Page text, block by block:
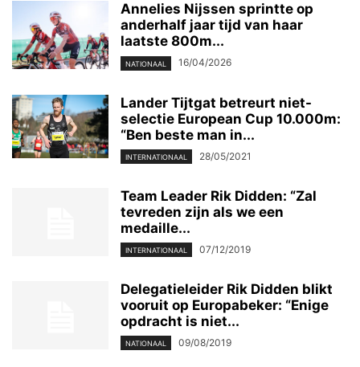
Annelies Nijssen sprintte op
anderhalf jaar tijd van haar
laatste 800m...
NATIONAAL 16/04/2026
Lander Tijtgat betreurt niet-
selectie European Cup 10.000m:
“Ben beste man in...
INTERNATIONAAL 28/05/2021
Team Leader Rik Didden: “Zal
tevreden zijn als we een
medaille...
INTERNATIONAAL 07/12/2019
Delegatieleider Rik Didden blikt
vooruit op Europabeker: “Enige
opdracht is niet...
NATIONAAL 09/08/2019